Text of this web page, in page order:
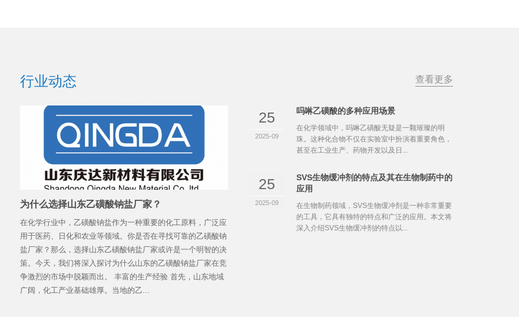
行业动态 查看更多
为什么选择山东乙磺酸钠盐厂家？
在化学行业中，乙磺酸钠盐作为一种重要的化工原料，广泛应
用于医药、日化和农业等领域。你是否在寻找可靠的乙磺酸钠
盐厂家？那么，选择山东乙磺酸钠盐厂家或许是一个明智的决
策。今天，我们将深入探讨为什么山东的乙磺酸钠盐厂家在竞
争激烈的市场中脱颖而出。 丰富的生产经验 首先，山东地域
广阔，化工产业基础雄厚。当地的乙...
25
2025-09
吗啉乙磺酸的多种应用场景
在化学领域中，吗啉乙磺酸无疑是一颗璀璨的明
珠。这种化合物不仅在实验室中扮演着重要角色，
甚至在工业生产、药物开发以及日...
25
2025-09
SVS生物缓冲剂的特点及其在生物制药中的
应用
在生物制药领域，SVS生物缓冲剂是一种非常重要
的工具，它具有独特的特点和广泛的应用。本文将
深入介绍SVS生物缓冲剂的特点以...